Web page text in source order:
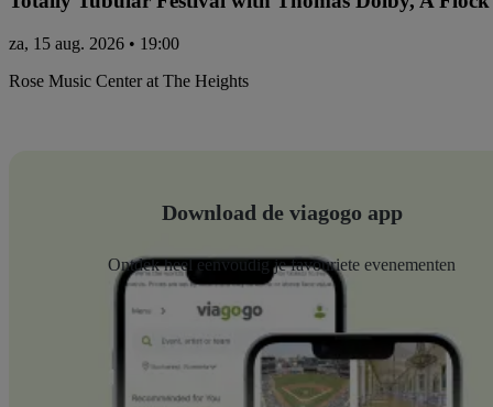
za, 15 aug. 2026 • 19:00
Rose Music Center at The Heights
Download de viagogo app
Ontdek heel eenvoudig je favouriete evenementen